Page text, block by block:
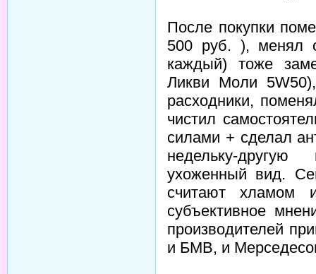
После покупки
500 руб. ), менял
каждый) тоже
Ликви Моли
расходники,
чистил
силами + сделал
недельку-
ухоженный вид.
считают хламом
субъективное
производителей
и БМВ, и